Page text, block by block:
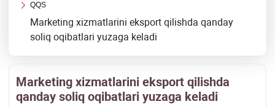
QQS
Marketing хizmatlarini eksport qilishda qanday
soliq oqibatlari yuzaga keladi
Marketing хizmatlarini eksport qilishda
qanday soliq oqibatlari yuzaga keladi